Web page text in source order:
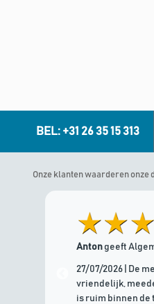
BEL: +31 26 35 15 313
Onze klanten waarderen onze
Antongeeft
27/07/2026 | De
vriendelijk,
is ruim binnen